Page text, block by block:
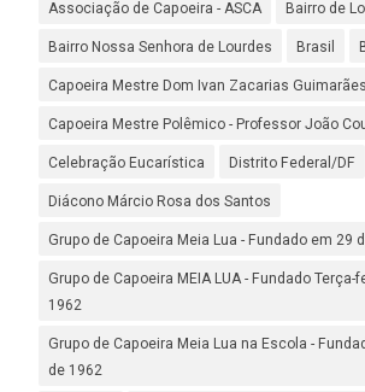
Associação de Capoeira - ASCA Bairro de
Bairro Nossa Senhora de Lourdes Brasil
Capoeira Mestre Dom Ivan Zacarias
Capoeira Mestre Polêmico - Professor João
Celebração Eucarística Distrito Federal/DF
Diácono Márcio Rosa dos Santos
Grupo de Capoeira Meia Lua - Fundado em 29
Grupo de Capoeira MEIA LUA - Fundado Terça-
1962
Grupo de Capoeira Meia Lua na Escola -
de 1962